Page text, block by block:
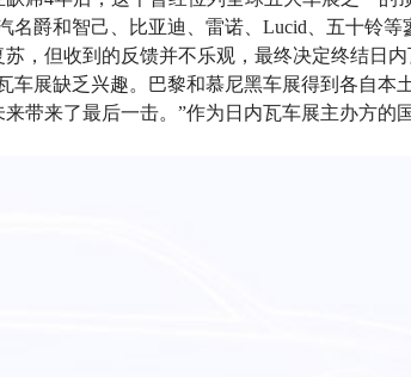
名爵和智己、比亚迪、雷诺、Lucid、五十铃
，但收到的反馈并不乐观，最终决定终结日内
车展缺乏兴趣。巴黎和慕尼黑车展得到各自
带来了最后一击。”作为日内瓦车展主办方的